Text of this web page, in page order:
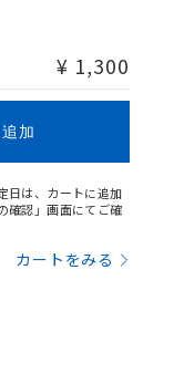
¥ 1,300
加
日は、カートに追加
確認」画面にてご確
カートをみる